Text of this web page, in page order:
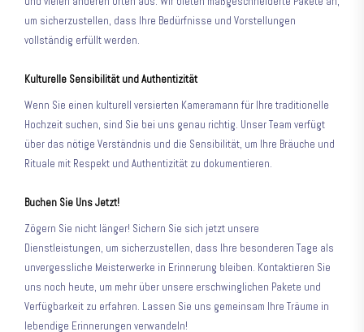
um sicherzustellen, dass Ihre Bedürfnisse und Vorstellungen
vollständig erfüllt werden.
Kulturelle Sensibilität und Authentizität
Wenn Sie einen kulturell versierten Kameramann für Ihre traditionelle
Hochzeit suchen, sind Sie bei uns genau richtig. Unser Team verfügt
über das nötige Verständnis und die Sensibilität, um Ihre Bräuche und
Rituale mit Respekt und Authentizität zu dokumentieren.
Buchen Sie Uns Jetzt!
Zögern Sie nicht länger! Sichern Sie sich jetzt unsere
Dienstleistungen, um sicherzustellen, dass Ihre besonderen Tage als
unvergessliche Meisterwerke in Erinnerung bleiben. Kontaktieren Sie
uns noch heute, um mehr über unsere erschwinglichen Pakete und
Verfügbarkeit zu erfahren. Lassen Sie uns gemeinsam Ihre Träume in
lebendige Erinnerungen verwandeln!